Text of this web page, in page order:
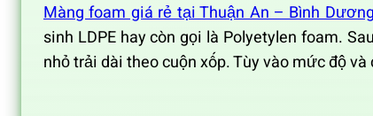
Màng foam giá rẻ tại Thuận An – Bình Dương
sinh LDPE hay còn gọi là Polyetylen foam.
nhỏ trải dài theo cuộn xốp. Tùy vào mức độ